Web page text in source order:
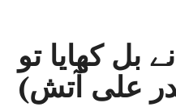
بل کھایا تو
علی آتش)